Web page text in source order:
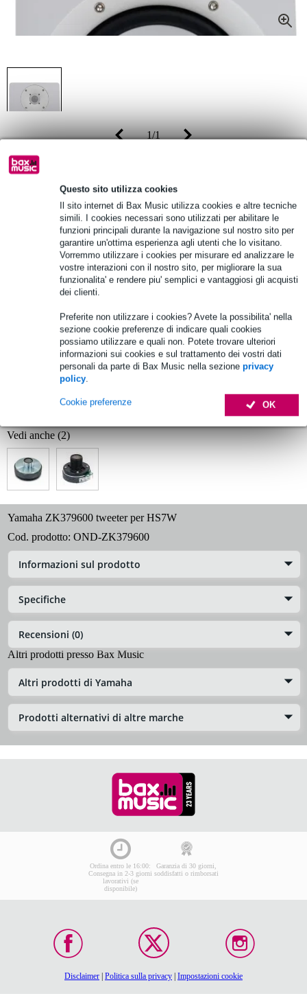
Questo sito utilizza cookies
Il sito internet di Bax Music utilizza cookies e altre tecniche
simili. I cookies necessari sono utilizzati per abilitare le
funzioni principali durante la navigazione sul nostro sito per
garantire un'ottima esperienza agli utenti che lo visitano.
Vorremmo utilizzare i cookies per misurare ed analizzare le
vostre interazioni con il nostro sito, per migliorare la sua
funzionalita' e rendere piu' semplici e vantaggiosi gli acquisti
dei clienti.
Preferite non utilizzare i cookies? Avete la possibilita' nella
sezione cookie preferenze di indicare quali cookies
possiamo utilizzare e quali non. Potete trovare ulteriori
informazioni sui cookies e sul trattamento dei vostri dati
personali da parte di Bax Music nella sezione privacy
policy.
OK
Cookie preferenze
1/1
Prezzo consigliato
(incl. 22% IVA)
Disponibilità online Tempi di consegna non disponibili
Aggiungi al carrello
Oltre 48.000 articoli disponibili
1.250 marchi leader
Informazioni sul prodotto
Specifiche complete
Vedi anche (2)
Yamaha ZK379600 tweeter per HS7W
Cod. prodotto: OND-ZK379600
Informazioni sul prodotto
Specifiche
Recensioni (0)
Altri prodotti presso Bax Music
Altri prodotti di Yamaha
Prodotti alternativi di altre marche
Ordina entro le 16:00:
Consegna in 2-3 giorni
lavorativi (se
disponibile)
Garanzia di 30 giorni,
soddisfatti o rimborsati
Disclaimer | Politica sulla privacy | Impostazioni cookie